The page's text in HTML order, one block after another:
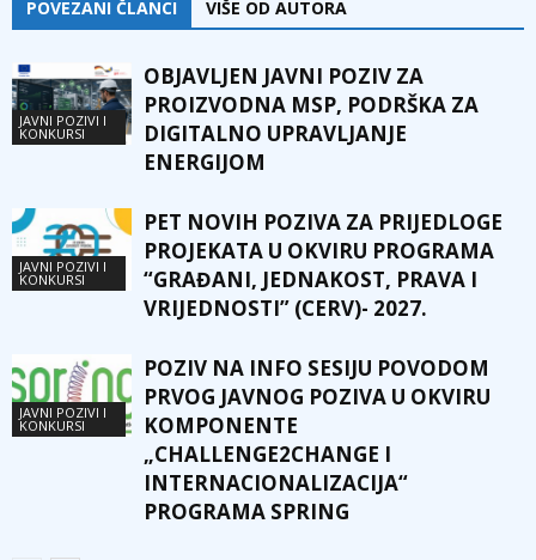
POVEZANI ČLANCI VIŠE OD AUTORA
JAVNI POZIVI I
KONKURSI
OBJAVLJEN JAVNI POZIV ZA
PROIZVODNA MSP, PODRŠKA ZA
DIGITALNO UPRAVLJANJE
ENERGIJOM
JAVNI POZIVI I
KONKURSI
PET NOVIH POZIVA ZA PRIJEDLOGE
PROJEKATA U OKVIRU PROGRAMA
“GRAĐANI, JEDNAKOST, PRAVA I
VRIJEDNOSTI” (CERV)- 2027.
JAVNI POZIVI I
KONKURSI
POZIV NA INFO SESIJU POVODOM
PRVOG JAVNOG POZIVA U OKVIRU
KOMPONENTE
„CHALLENGE2CHANGE I
INTERNACIONALIZACIJA“
PROGRAMA SPRING